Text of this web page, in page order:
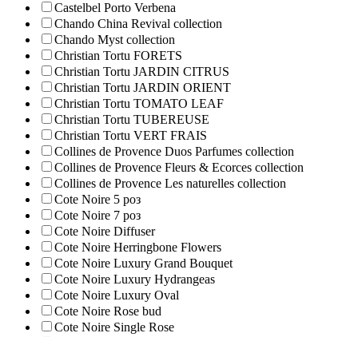
Castelbel Porto Verbena
Chando China Revival collection
Chando Myst collection
Christian Tortu FORETS
Christian Tortu JARDIN CITRUS
Christian Tortu JARDIN ORIENT
Christian Tortu TOMATO LEAF
Christian Tortu TUBEREUSE
Christian Tortu VERT FRAIS
Collines de Provence Duos Parfumes collection
Collines de Provence Fleurs & Ecorces collection
Collines de Provence Les naturelles collection
Cote Noire 5 роз
Cote Noire 7 роз
Cote Noire Diffuser
Cote Noire Herringbone Flowers
Cote Noire Luxury Grand Bouquet
Cote Noire Luxury Hydrangeas
Cote Noire Luxury Oval
Cote Noire Rose bud
Cote Noire Single Rose